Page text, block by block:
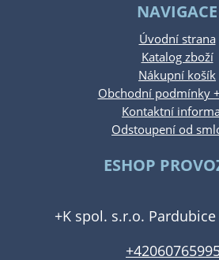
NAVIGACE
Úvodní strana
Katalog zboží
Nákupní košík
Obchodní podmínky
Kontaktní
Odstoupení od
ESHOP
+K spol. s.r.o. Pardubice